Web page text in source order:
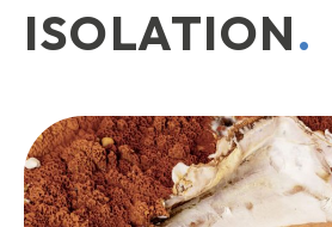
ISOLATION.